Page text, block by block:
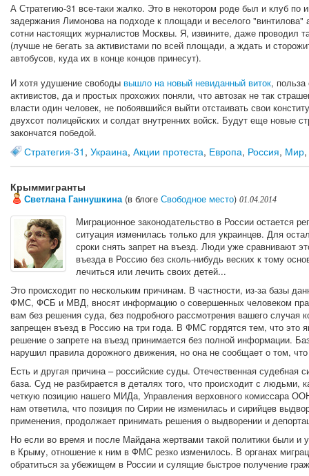
А Стратегию-31 все-таки жалко. Это в некотором роде был и клуб по
задержания Лимонова на подходе к площади и веселого "винтилова"
сотни настоящих журналистов Москвы. Я, извините, даже проводил
(лучше не бегать за активистами по всей площади, а ждать и
автобусов, куда их в конце концов принесут).
И хотя удушение свободы вышло на новый невиданный виток, польза
активистов, да и простых прохожих поняли, что автозак не так
власти один человек, не побоявшийся выйти отстаивать свои
двухсот полицейских и солдат внутренних войск. Будут еще новые
закончатся победой.
Стратегия-31 , Украина, Акции протеста, Европа, Россия, Мир,
Крыммигранты
Светлана Ганнушкина(в блоге Свободное место) 01.04.2014
Миграционное законодательство в России остается
ситуация изменилась только для украинцев. Для
сроки снять запрет на въезд. Люди уже сравнивают
въезда в Россию без сколь-нибудь веских к тому
лечиться или лечить своих детей...
Это происходит по нескольким причинам. В частности, из-за базы
ФМС, ФСБ и МВД, вносят информацию о совершенных человеком
вам без решения суда, без подробного рассмотрения вашего
запрещен въезд в Россию на три года. В ФМС гордятся тем, что это
решение о запрете на въезд принимается без полной информации.
нарушил правила дорожного движения, но она не сообщает о том,
Есть и другая причина – российские суды. Отечественная судебная
база. Суд не разбирается в деталях того, что происходит с людьми,
четкую позицию нашего МИДа, Управления верховного комиссара
нам ответила, что позиция по Сирии не изменилась и сирийцев
применения, продолжает принимать решения о выдворении и
Но если во время и после Майдана жертвами такой политики были и
в Крыму, отношение к ним в ФМС резко изменилось. В органах
обратиться за убежищем в России и сулящие быстрое получение